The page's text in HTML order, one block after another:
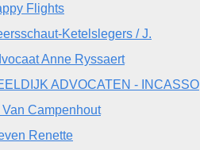
Flights
Ketelslegers / J.
Anne Ryssaert
ADVOCATEN - INCASSO
Van Campenhout
Renette